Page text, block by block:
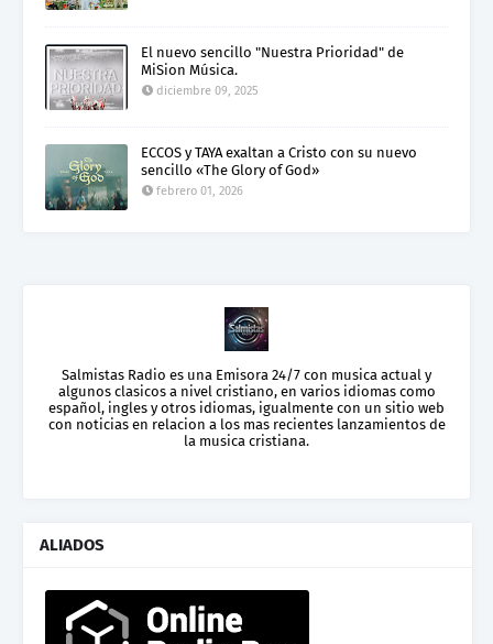
El nuevo sencillo "Nuestra Prioridad" de
MiSion Música.
diciembre 09, 2025
ECCOS y TAYA exaltan a Cristo con su nuevo
sencillo «The Glory of God»
febrero 01, 2026
Salmistas Radio es una Emisora 24/7 con musica actual y
algunos clasicos a nivel cristiano, en varios idiomas como
español, ingles y otros idiomas, igualmente con un sitio web
con noticias en relacion a los mas recientes lanzamientos de
la musica cristiana.
ALIADOS